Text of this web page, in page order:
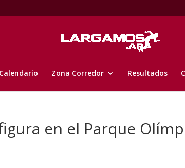
Calendario Zona Corredor Resultados
en el Parque